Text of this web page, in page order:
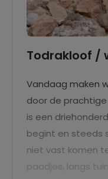
Todrakloof /
Vandaag maken
door de
is een
begint en steeds
niet vast komen
paadjes, langs